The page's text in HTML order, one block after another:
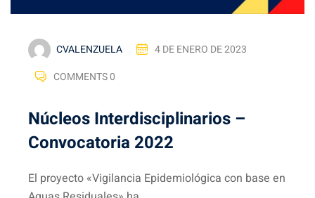
CVALENZUELA
4 DE ENERO DE 2023
COMMENTS 0
Núcleos Interdisciplinarios –
Convocatoria 2022
El proyecto «Vigilancia Epidemiológica con base en